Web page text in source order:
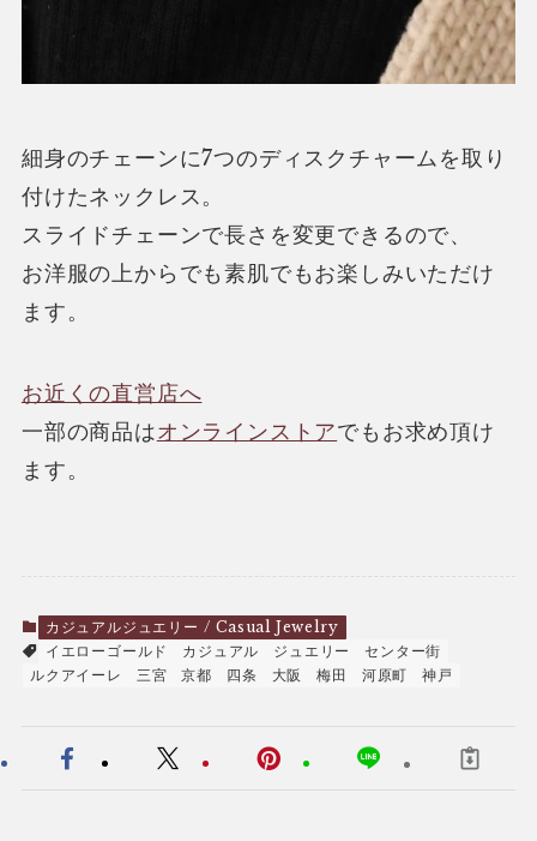
細身のチェーンに7つのディスクチャームを取り
付けたネックレス。
スライドチェーンで長さを変更できるので、
お洋服の上からでも素肌でもお楽しみいただけ
ます。
お近くの直営店へ
一部の商品はオンラインストアでもお求め頂け
ます。
カジュアルジュエリー / Casual Jewelry
イエローゴールド
カジュアル ジュエリー
センター街
ルクアイーレ
三宮 京都 四条 大阪 梅田 河原町 神戸